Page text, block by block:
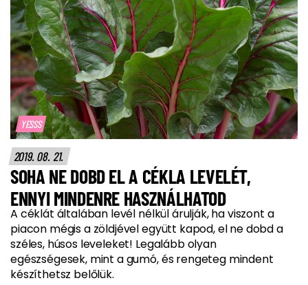
YESSS
2019. 08. 21.
SOHA NE DOBD EL A CÉKLA LEVELÉT,
ENNYI MINDENRE HASZNÁLHATOD
A céklát általában levél nélkül árulják, ha viszont a
piacon mégis a zöldjével együtt kapod, el ne dobd a
széles, húsos leveleket! Legalább olyan
egészségesek, mint a gumó, és rengeteg mindent
készíthetsz belőlük.